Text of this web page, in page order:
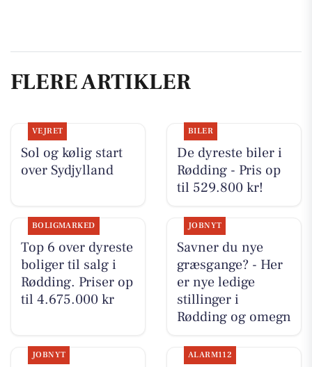
FLERE ARTIKLER
VEJRET
Sol og kølig start
over Sydjylland
BILER
De dyreste biler i
Rødding - Pris op
til 529.800 kr!
BOLIGMARKED
Top 6 over dyreste
boliger til salg i
Rødding. Priser op
til 4.675.000 kr
JOBNYT
Savner du nye
græsgange? - Her
er nye ledige
stillinger i
Rødding og omegn
JOBNYT ALARM112